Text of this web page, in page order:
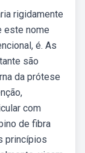
rigidamente
este nome
é. As
são
da prótese
com
de fibra
princípios